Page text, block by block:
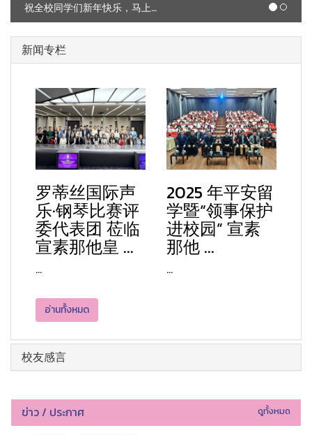
祝全校同学们新年快乐，马上成功
新闻专栏
罗蒂丝国际声
乐·钢琴比赛评
委代表团 莅临
宣素那他皇 ...
...
2025 年平安留
学暨“领事保护
进校园” 宣素
那他 ...
...
อ่านทั้งหมด
校友感言
ข่าว / ประกาศ ดูทั้งหมด